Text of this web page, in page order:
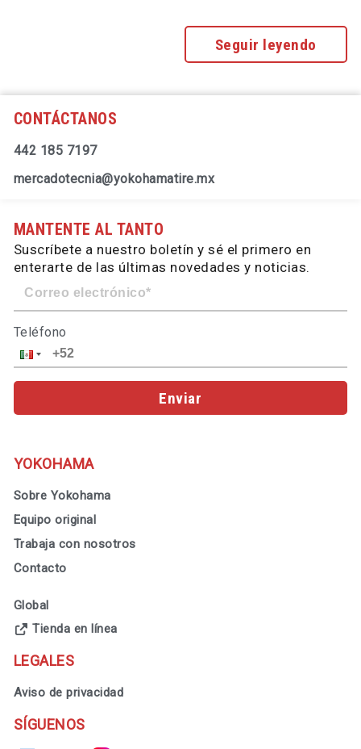
Seguir leyendo
CONTÁCTANOS
442 185 7197
mercadotecnia@yokohamatire.mx
MANTENTE AL TANTO
Suscríbete a nuestro boletín y sé el primero en
enterarte de las últimas novedades y noticias.
Teléfono
Enviar
YOKOHAMA
Sobre Yokohama
Equipo original
Trabaja con nosotros
Contacto
Global
Tienda en línea
LEGALES
Aviso de privacidad
SÍGUENOS